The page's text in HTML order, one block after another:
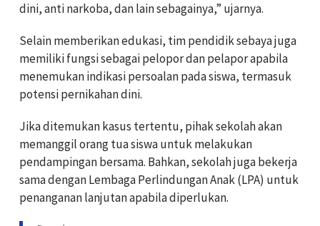
dini, anti narkoba, dan lain sebagainya,” ujarnya.
Selain memberikan edukasi, tim pendidik sebaya juga
memiliki fungsi sebagai pelopor dan pelapor apabila
menemukan indikasi persoalan pada siswa, termasuk
potensi pernikahan dini.
Jika ditemukan kasus tertentu, pihak sekolah akan
memanggil orang tua siswa untuk melakukan
pendampingan bersama. Bahkan, sekolah juga bekerja
sama dengan Lembaga Perlindungan Anak (LPA) untuk
penanganan lanjutan apabila diperlukan.